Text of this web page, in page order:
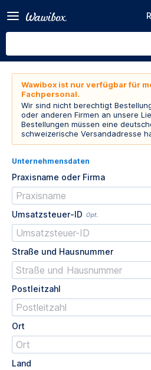
Wawibox ist nur verfügbar für
Fachpersonal.
Wir sind nicht berechtigt
oder anderen Firmen an unsere
Bestellungen müssen eine
schweizerische Versandadresse
Unternehmensdaten
Praxisname oder Firma
Umsatzsteuer-ID Opt.
Straße und Hausnummer
Postleitzahl
Ort
Land